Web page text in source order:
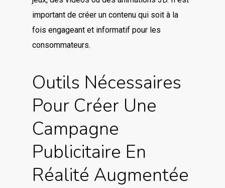
important de créer un contenu qui soit à la
fois engageant et informatif pour les
consommateurs.
Outils Nécessaires
Pour Créer Une
Campagne
Publicitaire En
Réalité Augmentée